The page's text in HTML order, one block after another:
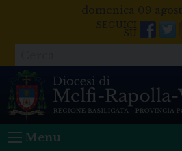
domenica 09
Menu